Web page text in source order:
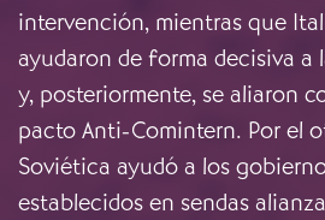
intervención, mientras que
ayudaron de forma decisiva a
y, posteriormente, se aliaron
pacto Anti-Comintern. Por el
Soviética ayudó a los
establecidos en sendas